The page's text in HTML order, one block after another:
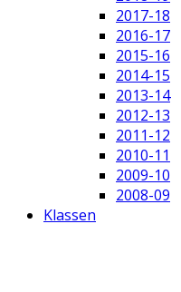
2017-18
2016-17
2015-16
2014-15
2013-14
2012-13
2011-12
2010-11
2009-10
2008-09
Klassen